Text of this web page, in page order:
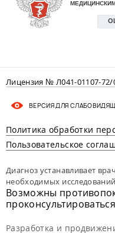
Лицензия № Л041-01107-72/
ВЕРСИЯ ДЛЯ
Политика обработки
Пользовательское
Диагноз устанавливает
необходимых исследований
Возможны
Разработка и